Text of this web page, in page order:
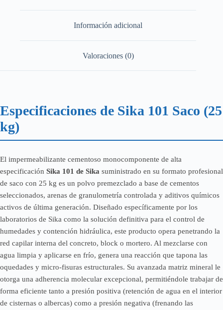
Información adicional
Valoraciones (0)
Especificaciones de Sika 101 Saco (25
kg)
El impermeabilizante cementoso monocomponente de alta
especificación Sika 101 de Sika suministrado en su formato profesional
de saco con 25 kg es un polvo premezclado a base de cementos
seleccionados, arenas de granulometría controlada y aditivos químicos
activos de última generación. Diseñado específicamente por los
laboratorios de Sika como la solución definitiva para el control de
humedades y contención hidráulica, este producto opera penetrando la
red capilar interna del concreto, block o mortero. Al mezclarse con
agua limpia y aplicarse en frío, genera una reacción que tapona las
oquedades y micro-fisuras estructurales. Su avanzada matriz mineral le
otorga una adherencia molecular excepcional, permitiéndole trabajar de
forma eficiente tanto a presión positiva (retención de agua en el interior
de cisternas o albercas) como a presión negativa (frenando las